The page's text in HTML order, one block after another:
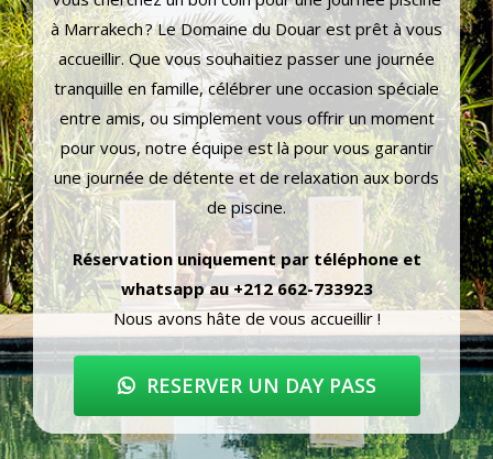
à Marrakech ? Le Domaine du Douar est prêt à vous
accueillir. Que vous souhaitiez passer une journée
tranquille en famille, célébrer une occasion spéciale
entre amis, ou simplement vous offrir un moment
pour vous, notre équipe est là pour vous garantir
une journée de détente et de relaxation aux bords
de piscine.
Réservation uniquement par téléphone et
whatsapp au +212 662-733923
Nous avons hâte de vous accueillir !
RESERVER UN DAY PASS